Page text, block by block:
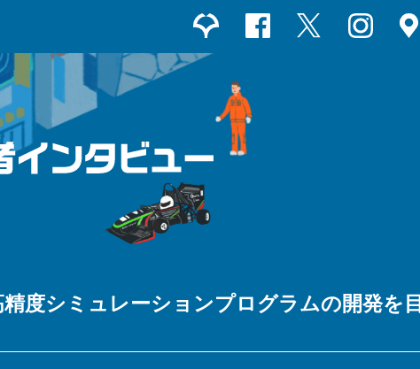
度シミュレーションプログラムの開発を目